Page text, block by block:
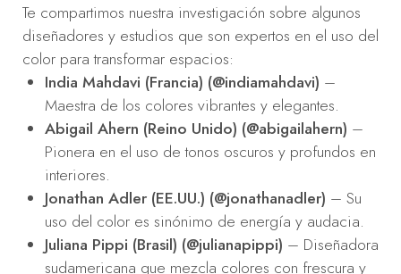
Te compartimos nuestra investigación sobre algunos
diseñadores y estudios que son expertos en el uso del
color para transformar espacios:
India Mahdavi (Francia) (@indiamahdavi) –
Maestra de los colores vibrantes y elegantes.
Abigail Ahern (Reino Unido) (@abigailahern) –
Pionera en el uso de tonos oscuros y profundos en
interiores.
Jonathan Adler (EE.UU.) (@jonathanadler) – Su
uso del color es sinónimo de energía y audacia.
Juliana Pippi (Brasil) (@julianapippi) – Diseñadora
sudamericana que mezcla colores con frescura y